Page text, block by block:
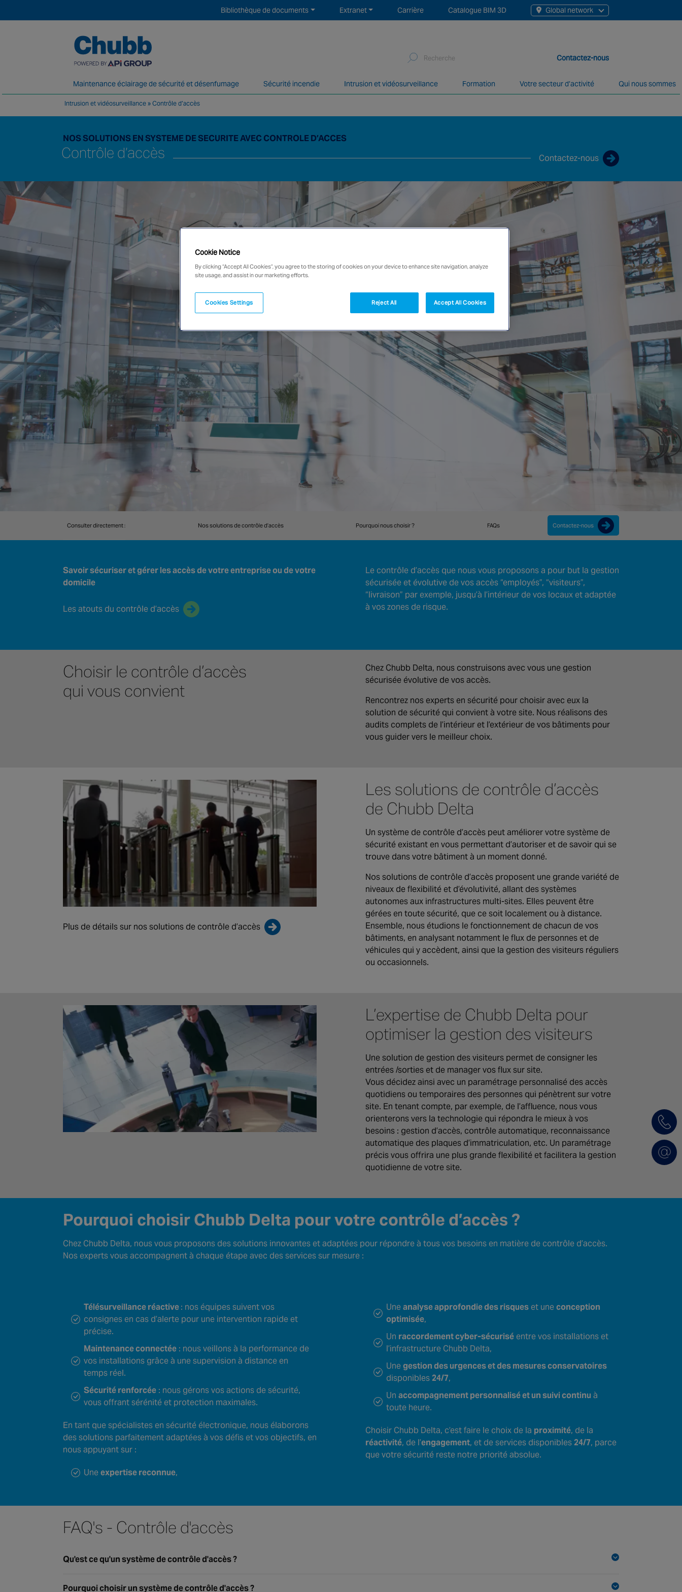
Global network
Catalogue BIM 3D
Carrière
Extranet
Bibliothèque de documents
Maintenance éclairage de sécurité et désenfumage Sécurité incendie Intrusion et vidéosurveillance Formation Votre secteur d’activité Qui nous sommes
Search
Contactez-nous
Intrusion et vidéosurveillance »Contrôle d’accès
NOS SOLUTIONS EN SYSTEME DE SECURITE AVEC CONTROLE D’ACCES
Contrôle d’accès Contactez-nous
Consulter directement : Nos solutions de contrôle d’accès Pourquoi nous choisir ? FAQs Contactez-nous
Savoir sécuriser et gérer les accès de votre entreprise ou de votre
domicile
Les atouts du contrôle d’accès
Le contrôle d’accès que nous vous proposons a pour but la gestion
sécurisée et évolutive de vos accès “employés”, “visiteurs”,
“livraison” par exemple, jusqu’à l’intérieur de vos locaux et adaptée
à vos zones de risque.
Choisir le contrôle d’accès
qui vous convient
Chez Chubb Delta, nous construisons avec vous une gestion
sécurisée évolutive de vos accès.
Rencontrez nos experts en sécurité pour choisir avec eux la
solution de sécurité qui convient à votre site. Nous réalisons des
audits complets de l’intérieur et l’extérieur de vos bâtiments pour
vous guider vers le meilleur choix.
Plus de détails sur nos solutions de contrôle d’accès
Les solutions de contrôle d’accès
de Chubb Delta
Un système de contrôle d’accès peut améliorer votre système de
sécurité existant en vous permettant d’autoriser et de savoir qui se
trouve dans votre bâtiment à un moment donné.
Nos solutions de contrôle d’accès proposent une grande variété de
niveaux de flexibilité et d’évolutivité, allant des systèmes
autonomes aux infrastructures multi-sites. Elles peuvent être
gérées en toute sécurité, que ce soit localement ou à distance.
Ensemble, nous étudions le fonctionnement de chacun de vos
bâtiments, en analysant notamment le flux de personnes et de
véhicules qui y accèdent, ainsi que la gestion des visiteurs réguliers
ou occasionnels.
L’expertise de Chubb Delta pour
optimiser la gestion des visiteurs
Une solution de gestion des visiteurs permet de consigner les
entrées /sorties et de manager vos flux sur site.
Vous décidez ainsi avec un paramétrage personnalisé des accès
quotidiens ou temporaires des personnes qui pénètrent sur votre
site. En tenant compte, par exemple, de l’affluence, nous vous
orienterons vers la technologie qui répondra le mieux à vos
besoins : gestion d’accès, contrôle automatique, reconnaissance
automatique des plaques d’immatriculation, etc. Un paramétrage
précis vous offrira une plus grande flexibilité et facilitera la gestion
quotidienne de votre site.
Pourquoi choisir Chubb Delta pour votre contrôle d’accès ?
Chez Chubb Delta, nous vous proposons des solutions innovantes et adaptées pour répondre à tous vos besoins en matière de contrôle d’accès.
Nos experts vous accompagnent à chaque étape avec des services sur mesure :
Télésurveillance réactive: nos équipes suivent vos
consignes en cas d’alerte pour une intervention rapide et
précise.
Maintenance connectée : nous veillons à la performance de
vos installations grâce à une supervision à distance en
temps réel.
Sécurité renforcée : nous gérons vos actions de sécurité,
vous offrant sérénité et protection maximales.
En tant que spécialistes en sécurité électronique, nous élaborons
des solutions parfaitement adaptées à vos défis et vos objectifs, en
nous appuyant sur :
Uneexpertise reconnue,
Uneanalyse approfondie des risques et uneconception
optimisée,
Un raccordement cyber-sécurisé entre vos installations et
l’infrastructure Chubb Delta,
Unegestion des urgences et des mesures conservatoires
disponibles 24/7,
Un accompagnement personnalisé et un suivi continu à
toute heure.
Choisir Chubb Delta, c’est faire le choix de la proximité, de la
réactivité, de l’engagement, et de services disponibles 24/7, parce
que votre sécurité reste notre priorité absolue.
FAQ's - Contrôle d'accès
Qu'est ce qu'un système de contrôle d'accès ?
Avec un système de contrôle d’accès, vous déterminez à qui vous donnez accès à un bâtiment et/ou à des pièces d’un bâtiment. Cela empêche des
Pourquoi choisir un système de contrôle d'accès ?
Cookie Notice
By clicking “Accept All Cookies”, you agree to the storing of cookies on your device to enhance site navigation, analyze
site usage, and assist in our marketing efforts.
Cookies Settings Reject All Accept All Cookies